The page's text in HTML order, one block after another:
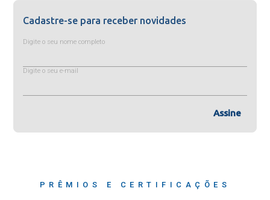
Cadastre-se para receber novidades
Digite o seu nome completo
Digite o seu e-mail
Assine
PRÊMIOS E CERTIFICAÇÕES